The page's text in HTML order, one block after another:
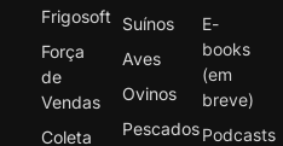
Frigosoft
Força
de
Vendas
Coleta
Suínos
Aves
Ovinos
Pescados
E-
books
(em
breve)
Podcasts